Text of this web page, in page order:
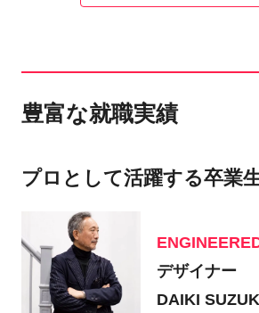
豊富な就職実績
プロとして活躍する卒業
デザイナー
DAIKI